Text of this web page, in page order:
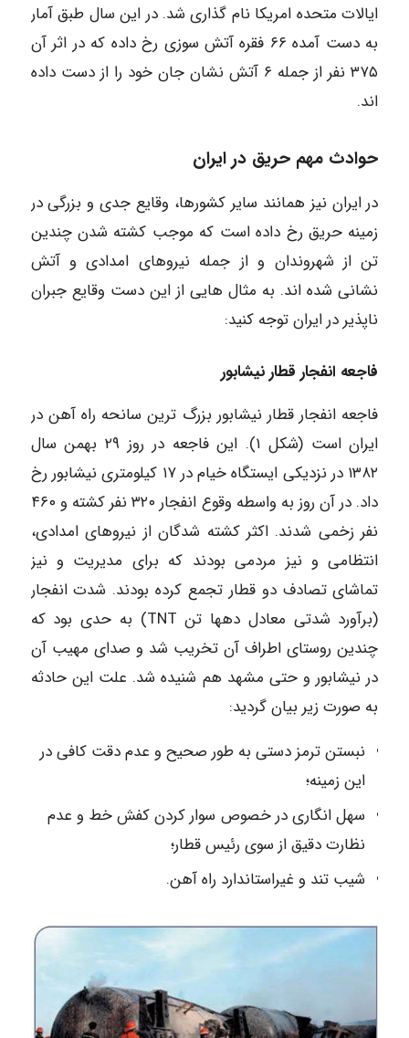
ایالات متحده امریکا نام گذاری شد. در این سال طبق آمار
به دست آمده ۶۶ فقره آتش سوزی رخ داده که در اثر آن
۳۷۵ نفر از جمله ۶ آتش نشان جان خود را از دست داده
اند.
حوادث مهم حریق در ایران
در ایران نیز همانند سایر کشورها، وقایع جدی و بزرگی در
زمینه حریق رخ داده است که موجب کشته شدن چندین
تن از شهروندان و از جمله نیروهای امدادی و آتش
نشانی شده اند. به مثال هایی از این دست وقایع جبران
ناپذیر در ایران توجه کنید:
فاجعه انفجار قطار نیشابور
فاجعه انفجار قطار نیشابور بزرگ ترین سانحه راه آهن در
ایران است (شکل ۱). این فاجعه در روز ۲۹ بهمن سال
۱۳۸۲ در نزدیکی ایستگاه خیام در ۱۷ کیلومتری نیشابور رخ
داد. در آن روز به واسطه وقوع انفجار ۳۲۰ نفر کشته و ۴۶۰
نفر زخمی شدند. اکثر کشته شدگان از نیروهای امدادی،
انتظامی و نیز مردمی بودند که برای مدیریت و نیز
تماشای تصادف دو قطار تجمع کرده بودند. شدت انفجار
(برآورد شدتی معادل دهها تن TNT) به حدی بود که
چندین روستای اطراف آن تخریب شد و صدای مهیب آن
در نیشابور و حتی مشهد هم شنیده شد. علت این حادثه
به صورت زیر بیان گردید:
نبستن ترمز دستی به طور صحیح و عدم دقت کافی در
این زمینه؛
سهل انگاری در خصوص سوار کردن کفش خط و عدم
نظارت دقیق از سوی رئیس قطار؛
شیب تند و غیراستاندارد راه آهن.